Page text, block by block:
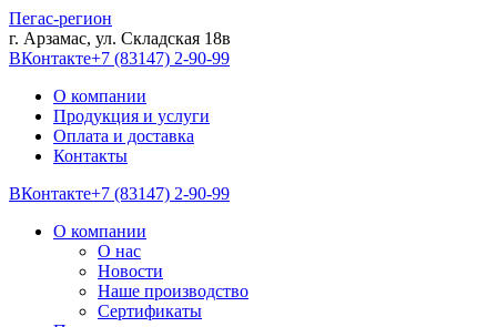
Пегас-регион
г. Арзамас, ул. Складская 18в
ВКонтакте+7 (83147) 2-90-99
О компании
Продукция и услуги
Оплата и доставка
Контакты
ВКонтакте+7 (83147) 2-90-99
О компании
О нас
Новости
Наше производство
Сертификаты